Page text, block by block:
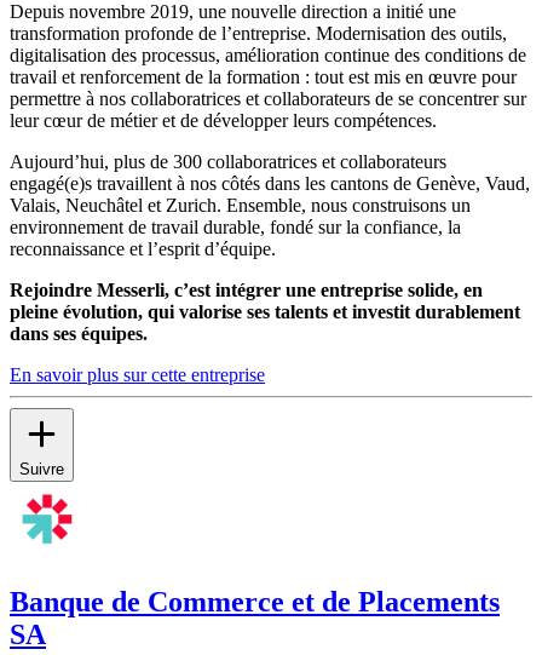
Depuis novembre 2019, une nouvelle direction a initié une
transformation profonde de l’entreprise. Modernisation des outils,
digitalisation des processus, amélioration continue des conditions de
travail et renforcement de la formation : tout est mis en œuvre pour
permettre à nos collaboratrices et collaborateurs de se concentrer sur
leur cœur de métier et de développer leurs compétences.
Aujourd’hui, plus de 300 collaboratrices et collaborateurs
engagé(e)s travaillent à nos côtés dans les cantons de Genève, Vaud,
Valais, Neuchâtel et Zurich. Ensemble, nous construisons un
environnement de travail durable, fondé sur la confiance, la
reconnaissance et l’esprit d’équipe.
Rejoindre Messerli, c’est intégrer une entreprise solide, en
pleine évolution, qui valorise ses talents et investit durablement
dans ses équipes.
En savoir plus sur cette entreprise
Suivre
Banque de Commerce et de Placements
SA